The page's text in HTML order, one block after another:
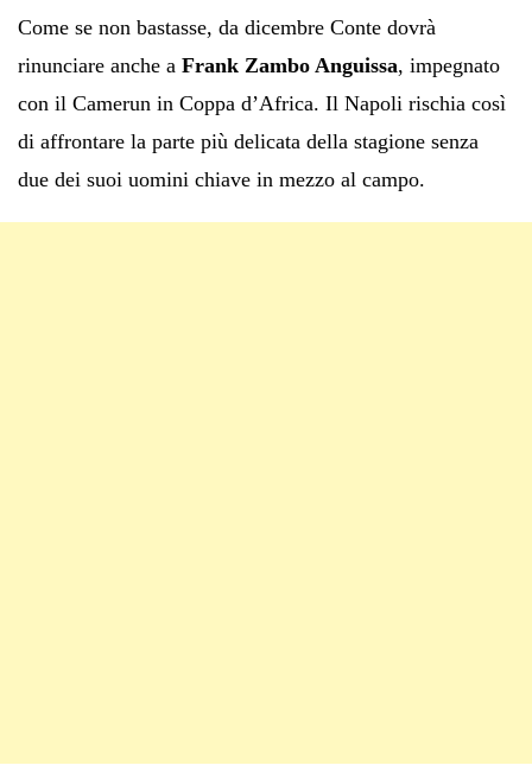
Come se non bastasse, da dicembre Conte dovrà
rinunciare anche a Frank Zambo Anguissa, impegnato
con il Camerun in Coppa d’Africa. Il Napoli rischia così
di affrontare la parte più delicata della stagione senza
due dei suoi uomini chiave in mezzo al campo.